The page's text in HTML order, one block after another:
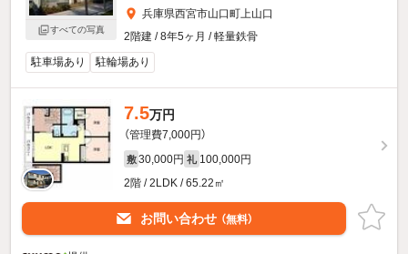
すべての写真
兵庫県西宮市山口町上山口
2階建 / 8年5ヶ月 / 軽量鉄骨
駐車場あり
駐輪場あり
7.5万円
（管理費7,000円）
敷 30,000円 礼 100,000円
2階 / 2LDK / 65.22㎡
お問い合わせ （無料）